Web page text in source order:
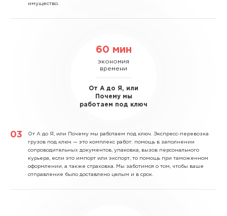
имущество.
60 мин
экономия
времени
От А до Я, или
Почему мы
работаем под ключ
От А до Я, или Почему мы работаем под ключ. Экспресс-перевозка
грузов под ключ — это комплекс работ: помощь в заполнении
сопроводительных документов, упаковка, вызов персонального
курьера, если это импорт или экспорт, то помощь при таможенном
оформлении, а также страховка. Мы заботимся о том, чтобы ваше
отправление было доставлено целым и в срок.